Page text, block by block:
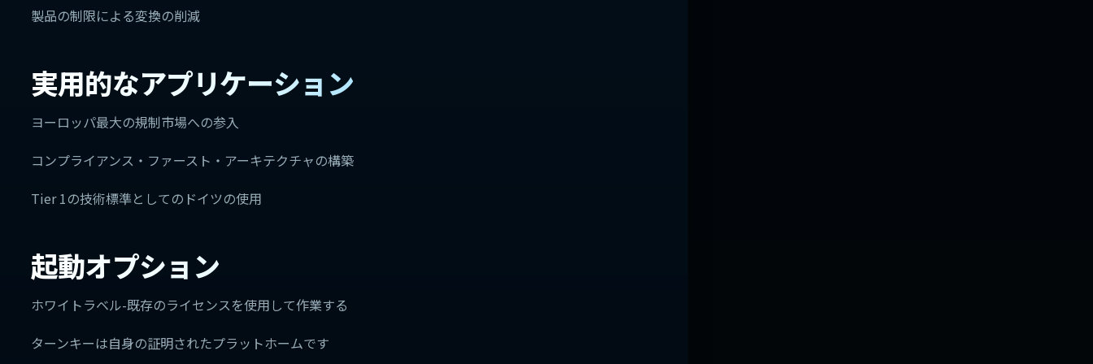
製品の制限による変換の削減
実用的なアプリケーション
ヨーロッパ最大の規制市場への参入
コンプライアンス・ファースト・アーキテクチャの構築
Tier 1の技術標準としてのドイツの使用
起動オプション
ホワイトラベル-既存のライセンスを使用して作業する
ターンキーは自身の証明されたプラットホームです